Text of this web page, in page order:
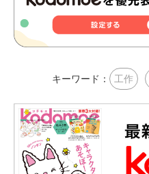
キーワード： 工作